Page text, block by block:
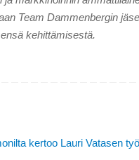
Team Dammenbergin
kehittämisestä.
kertoo Lauri Vatasen